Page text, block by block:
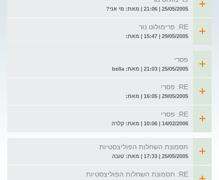
25/05/2005 | 21:06 | מאת: מי אני?
RE: פרימולוט נור
29/05/2005 | 15:47 | מאת:
פסרי
25/05/2005 | 21:03 | מאת: bella
RE: פסרי
29/05/2005 | 16:05 | מאת:
RE: פסרי
14/02/2006 | 10:06 | מאת: קלרה
תסמונת השחלות הפוליצסטיות
25/05/2005 | 17:33 | מאת: טובה
RE: תסמונת השחלות הפוליצסטיות